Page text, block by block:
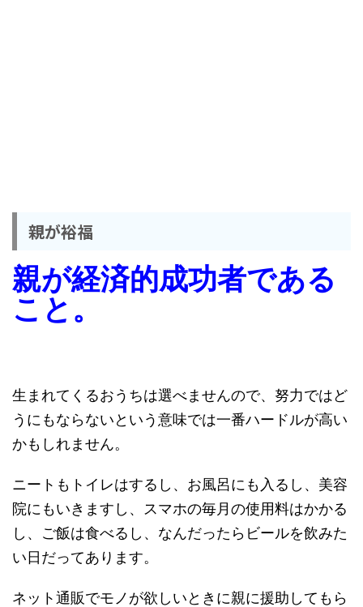
親が裕福
親が経済的成功者である
こと。
生まれてくるおうちは選べませんので、努力ではど
うにもならないという意味では一番ハードルが高い
かもしれません。
ニートもトイレはするし、お風呂にも入るし、美容
院にもいきますし、スマホの毎月の使用料はかかる
し、ご飯は食べるし、なんだったらビールを飲みた
い日だってあります。
ネット通販でモノが欲しいときに親に援助してもら